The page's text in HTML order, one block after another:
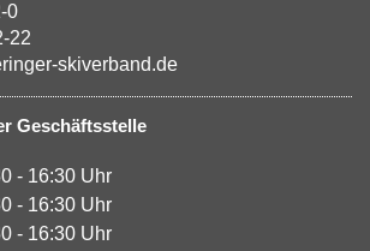
0
22
skiverband.de
Geschäftsstelle
- 16:30 Uhr
- 16:30 Uhr
- 16:30 Uhr